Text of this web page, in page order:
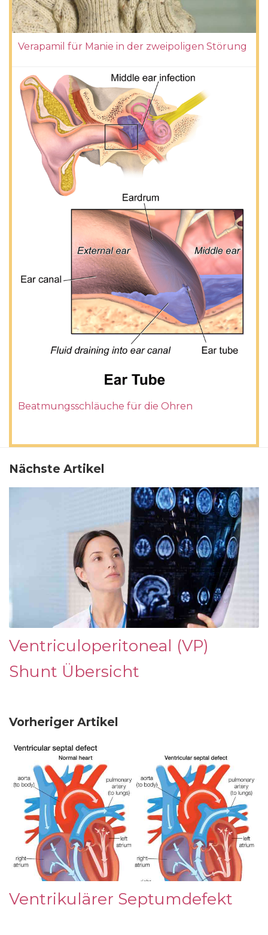
Verapamil für Manie in der zweipoligen Störung
Beatmungsschläuche für die Ohren
Nächste Artikel
Ventriculoperitoneal (VP)
Shunt Übersicht
Vorheriger Artikel
Ventrikulärer Septumdefekt